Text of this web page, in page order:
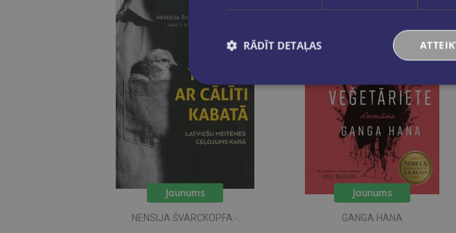
Jaunums
NENSIJA ŠVARCKOPFA -
Jaunums
GANGA HANA
RĀDĪT DETAĻAS